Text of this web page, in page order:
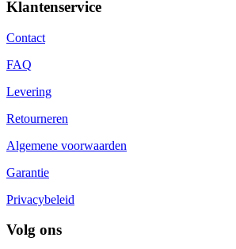
Klantenservice
Contact
FAQ
Levering
Retourneren
Algemene voorwaarden
Garantie
Privacybeleid
Volg ons